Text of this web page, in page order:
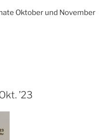
Oktober und November
’23